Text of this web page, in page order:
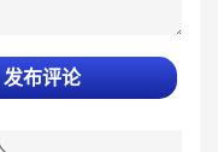
发布评论